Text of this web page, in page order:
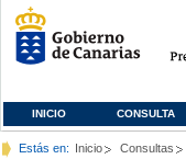
INICIO CONSULTA
Estás en: Inicio Consultas